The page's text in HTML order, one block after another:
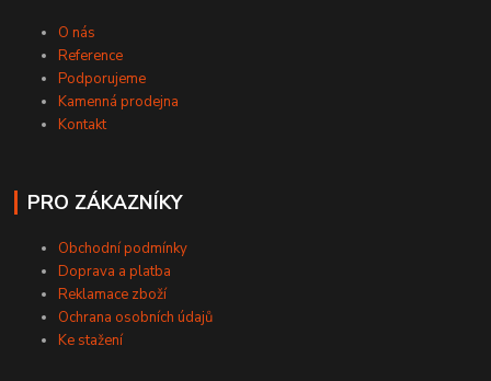
O nás
Reference
Podporujeme
Kamenná prodejna
Kontakt
PRO ZÁKAZNÍKY
Obchodní podmínky
Doprava a platba
Reklamace zboží
Ochrana osobních údajů
Ke stažení